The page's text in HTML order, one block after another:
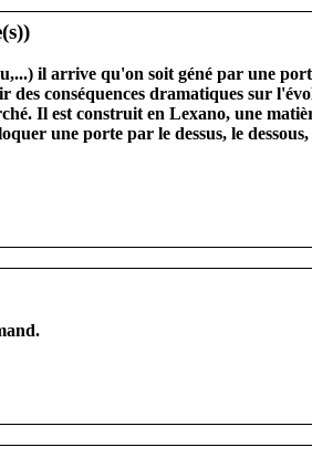
il arrive qu'on soit géné par une
conséquences dramatiques sur
Il est construit en Lexano, une
une porte par le dessus, le